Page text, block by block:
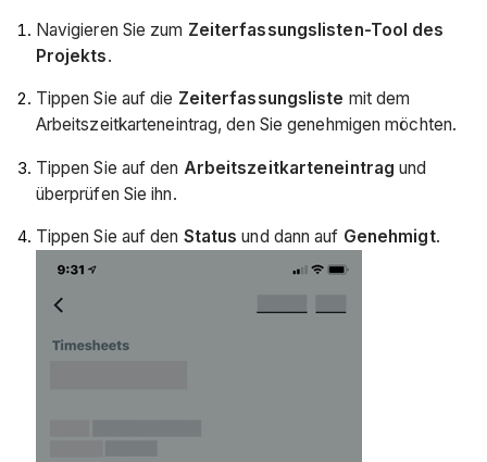
Navigieren Sie zum Zeiterfassungslisten-Tool des
Projekts.
Tippen Sie auf die Zeiterfassungsliste mit dem
Arbeitszeitkarteneintrag, den Sie genehmigen möchten.
Tippen Sie auf den Arbeitszeitkarteneintrag und
überprüfen Sie ihn.
Tippen Sie auf den Status und dann auf Genehmigt.